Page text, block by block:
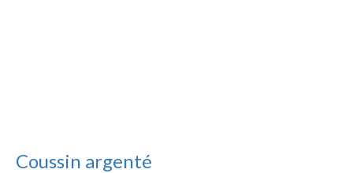
Coussin argenté